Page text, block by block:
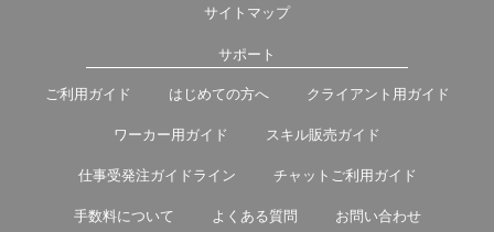
サイトマップ
サポート
ご利用ガイド はじめての方へ クライアント用ガイド
ワーカー用ガイド スキル販売ガイド
仕事受発注ガイドライン チャットご利用ガイド
手数料について よくある質問 お問い合わせ